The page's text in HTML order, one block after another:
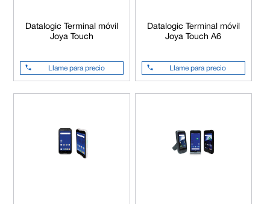
Datalogic Terminal móvil
Joya Touch
Llame para precio
Datalogic Terminal móvil
Joya Touch A6
Llame para precio